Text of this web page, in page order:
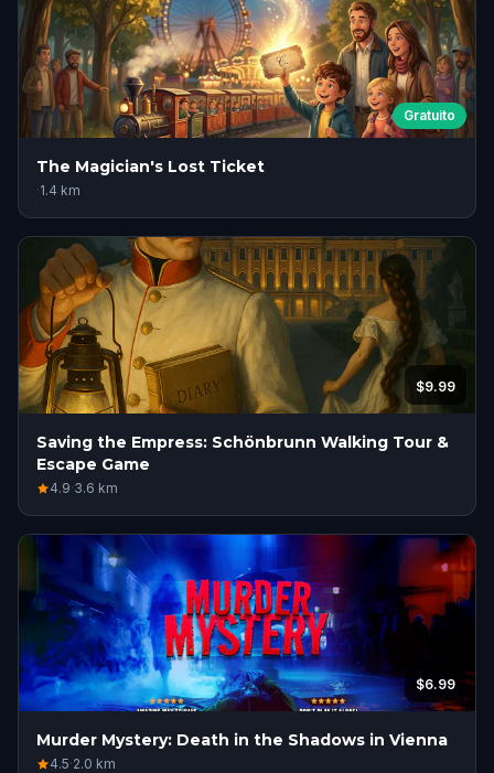
Gratuito
The Magician's Lost Ticket
·1.4 km
$9.99
Saving the Empress: Schönbrunn Walking Tour &
Escape Game
4.9·3.6 km
$6.99
Murder Mystery: Death in the Shadows in Vienna
4.5·2.0 km